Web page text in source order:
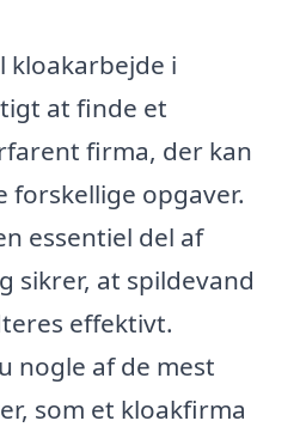
kloakarbejde i
at finde et
firma, der kan
opgaver.
essentiel del af
sikrer, at spildevand
effektivt.
nogle af de mest
som et kloakfirma